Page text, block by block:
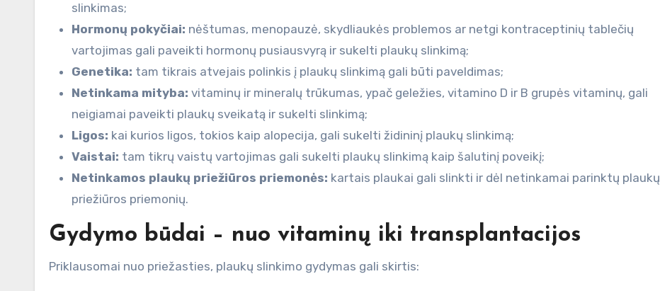
slinkimas;
Hormonų pokyčiai: nėštumas, menopauzė, skydliaukės problemos ar netgi kontraceptinių tablečių
vartojimas gali paveikti hormonų pusiausvyrą ir sukelti plaukų slinkimą;
Genetika: tam tikrais atvejais polinkis į plaukų slinkimą gali būti paveldimas;
Netinkama mityba: vitaminų ir mineralų trūkumas, ypač geležies, vitamino D ir B grupės vitaminų, gali
neigiamai paveikti plaukų sveikatą ir sukelti slinkimą;
Ligos: kai kurios ligos, tokios kaip alopecija, gali sukelti židininį plaukų slinkimą;
Vaistai: tam tikrų vaistų vartojimas gali sukelti plaukų slinkimą kaip šalutinį poveikį;
Netinkamos plaukų priežiūros priemonės: kartais plaukai gali slinkti ir dėl netinkamai parinktų plaukų
priežiūros priemonių.
Gydymo būdai – nuo vitaminų iki transplantacijos
Priklausomai nuo priežasties, plaukų slinkimo gydymas gali skirtis: